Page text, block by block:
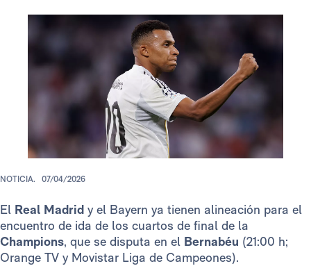
NOTICIA. 07/04/2026
El Real Madrid y el Bayern ya tienen alineación para el
encuentro de ida de los cuartos de final de la
Champions, que se disputa en el Bernabéu (21:00 h;
Orange TV y Movistar Liga de Campeones).